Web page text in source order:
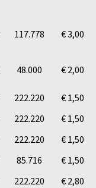
117.778
€ 3,00
48.000 € 2,00
222.220
€ 1,50
222.220
€ 1,50
222.220
€ 1,50
85.716
€ 1,50
222.220
€ 2,80